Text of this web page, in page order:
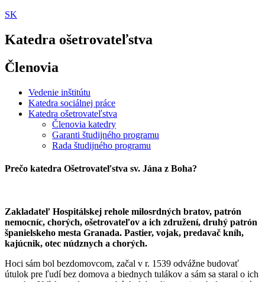
SK
Katedra ošetrovateľstva
Členovia
Vedenie inštitútu
Katedra sociálnej práce
Katedra ošetrovateľstva
Členovia katedry
Garanti študijného programu
Rada študijného programu
Prečo katedra Ošetrovateľstva sv. Jána z Boha?
Zakladateľ Hospitálskej rehole milosrdných bratov, patrón
nemocníc, chorých, ošetrovateľov a ich združení, druhý patrón
španielskeho mesta Granada. Pastier, vojak, predavač kníh,
kajúcnik, otec núdznych a chorých.
Hoci sám bol bezdomovcom, začal v r. 1539 odvážne budovať
útulok pre ľudí bez domova a biednych tulákov a sám sa staral o ich